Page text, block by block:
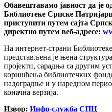
Обавештавамо јавност да је
Библиотеке Српске
приступити путем сајта
директно путем веб-адресе:
На интернет-страни
представљена је њена
пројекти, сарадња са другим
коришћења библиотечких
надоградње и у наредном
коначна верзија.
Извор: Инфо-служба СПЦ